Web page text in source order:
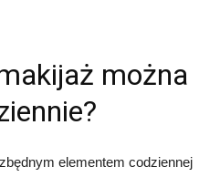
można
elementem codziennej